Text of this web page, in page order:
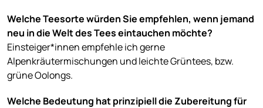
Welche Teesorte würden Sie empfehlen, wenn jemand
neu in die Welt des Tees eintauchen möchte?
Einsteiger*innen empfehle ich gerne
Alpenkräutermischungen und leichte Grüntees, bzw.
grüne Oolongs.
Welche Bedeutung hat prinzipiell die Zubereitung für